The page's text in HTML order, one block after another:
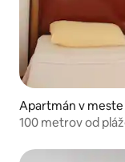
Apartmán v meste
100 metrov od